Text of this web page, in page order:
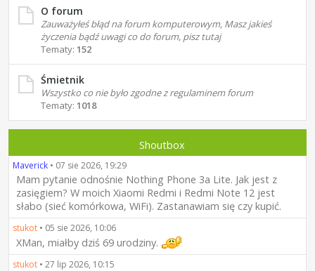
O forum
Zauważyłeś błąd na forum komputerowym, Masz jakieś
życzenia bądź uwagi co do forum, pisz tutaj
Tematy: 152
Śmietnik
Wszystko co nie było zgodne z regulaminem forum
Tematy: 1018
Shoutbox
Maverick • 07 sie 2026, 19:29
Mam pytanie odnośnie Nothing Phone 3a Lite. Jak jest z
zasięgiem? W moich Xiaomi Redmi i Redmi Note 12 jest
słabo (sieć komórkowa, WiFi). Zastanawiam się czy kupić.
stukot • 05 sie 2026, 10:06
XMan, miałby dziś 69 urodziny.
stukot • 27 lip 2026, 10:15